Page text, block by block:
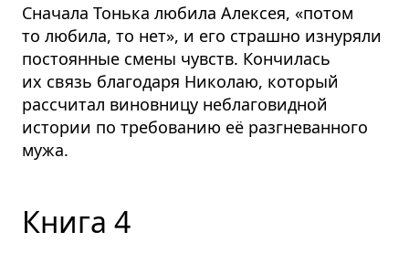
Сначала Тонька любила Алексея, «потом
то любила, то нет», и его страшно изнуряли
постоянные смены чувств. Кончилась
их связь благодаря Николаю, который
рассчитал виновницу неблаговидной
истории по требованию её разгневанного
мужа.
Книга 4